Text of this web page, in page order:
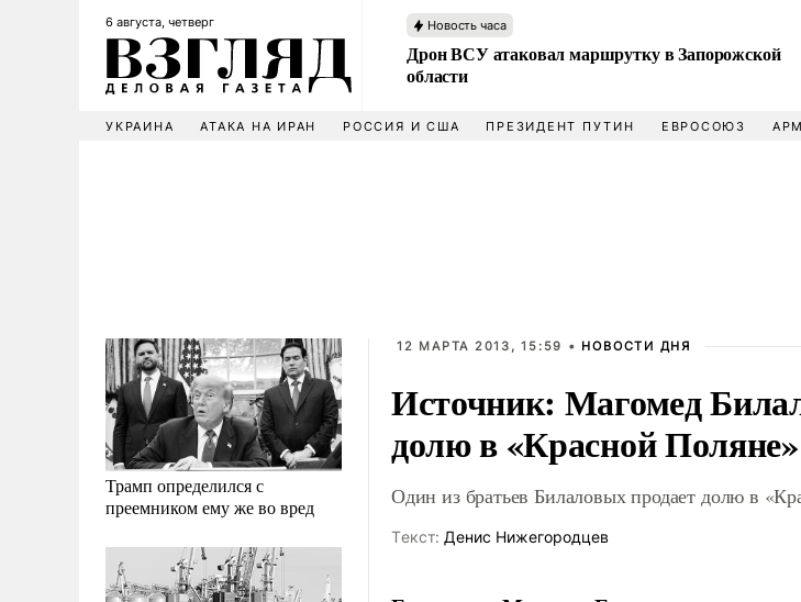
6 августа, четверг Новость часа
Дрон ВСУ атаковал маршрутку в Запорожской
области
УКРАИНА АТАКА НА ИРАН РОССИЯ И США ПРЕЗИДЕНТ ПУТИН ЕВРОСОЮЗ
Трамп определился с
преемником ему же во вред
12 МАРТА 2013, 15:59 • НОВОСТИ ДНЯ
Источник: Магомед
долю в «Красной Поляне»
Один из братьев Билаловых продает долю в
Tекст: Денис Нижегородцев